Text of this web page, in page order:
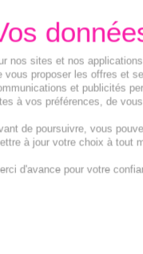
nos sites et nos
vous proposer les offres et
et publicités
à vos préférences, de
de poursuivre, vous
à jour votre choix à tout
d'avance pour votre